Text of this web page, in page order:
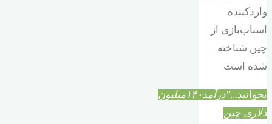
واردکننده
اسباب‌بازی از
چین شناخته
شده است
بخوانید...
"درآمد۱۴۰میلیون
دلاری چین